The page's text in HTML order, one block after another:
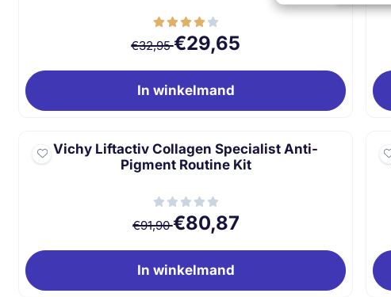
Van 32,95 voor 29,65
€32,95€29,65
In winkelmand
Vichy Liftactiv Collagen Specialist Anti-
Pigment Routine Kit
Van 91,90 voor 80,87
€91,90€80,87
In winkelmand